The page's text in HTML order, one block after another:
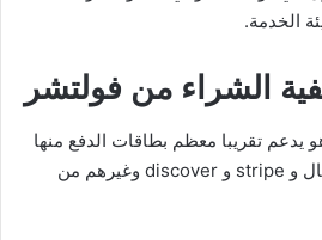
الخدمة.
الشراء من فولتشر
يدعم تقريبا معظم بطاقات الدفع منها
الفيزا والماستر كارد والبايبال و stripe و discover وغيرهم من